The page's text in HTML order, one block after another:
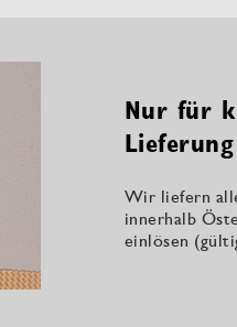
Nur für
Wir liefern
innerhalb
einlösen